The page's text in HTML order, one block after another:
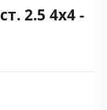
2.5 4x4 -